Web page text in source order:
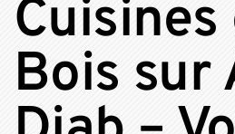
Cuisines
Bois sur